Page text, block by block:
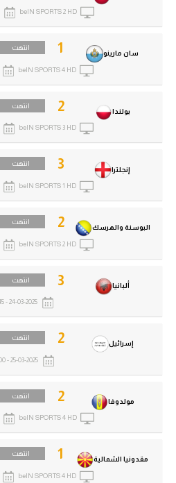
أقسام خاصة
فيديو في الجول
مقدونيا الشمالية 1 انتهت
beIN SPORTS 4 HD
مولدوفا 2 انتهت
beIN SPORTS 4 HD
إسرائيل 2 انتهت
25-03-2025 - 00:00
ألبانيا 3 انتهت
24-03-2025 - 19:45
البوسنة والهرسك 2 انتهت
beIN SPORTS 2 HD
إنجلترا 3 انتهت
beIN SPORTS 1 HD
بولندا 2 انتهت
beIN SPORTS 3 HD
سان مارينو 1 انتهت
beIN SPORTS 4 HD
beIN SPORTS 2 HD